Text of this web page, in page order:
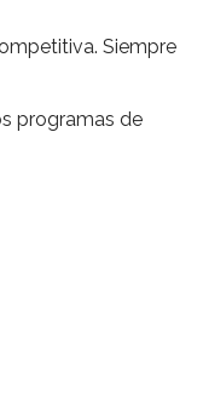
Siempre
programas de